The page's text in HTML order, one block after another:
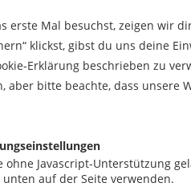
erste Mal besuchst, zeigen wir
klickst, gibst du uns deine
Erklärung beschrieben zu
aber bitte beachte, dass unsere
ohne Javascript-Unterstützung
auf der Seite verwenden.